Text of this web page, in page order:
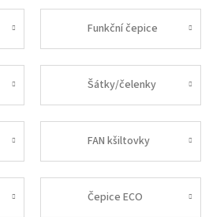
Funkční čepice
Šátky/čelenky
FAN kšiltovky
Čepice ECO